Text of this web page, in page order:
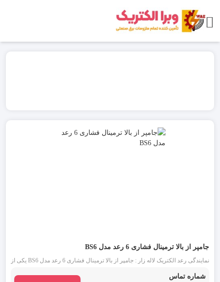
جامپر از بالا ترمینال فشاری 6 رعد مدل BS6
نمایندگی رعد الکتریک لاله زار : جامپر از بالا ترمینال فشاری 6 رعد مدل BS6 یکی از
با سطح ولتاژی یکسان به کار می رود.
شماره تماس